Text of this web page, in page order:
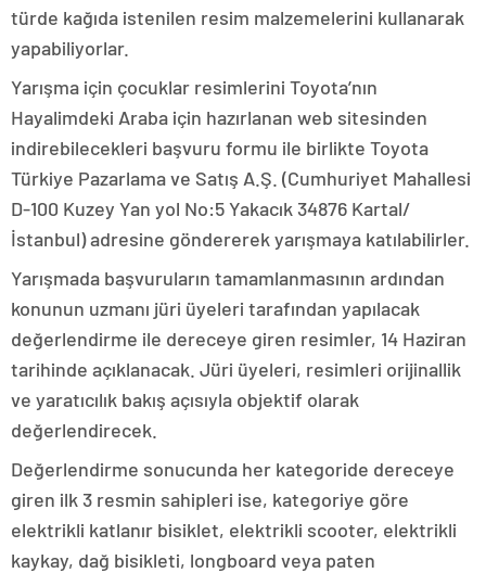
türde kağıda istenilen resim malzemelerini kullanarak
yapabiliyorlar.
Yarışma için çocuklar resimlerini Toyota’nın
Hayalimdeki Araba için hazırlanan web sitesinden
indirebilecekleri başvuru formu ile birlikte Toyota
Türkiye Pazarlama ve Satış A.Ş. (Cumhuriyet Mahallesi
D-100 Kuzey Yan yol No:5 Yakacık 34876 Kartal/
İstanbul) adresine göndererek yarışmaya katılabilirler.
Yarışmada başvuruların tamamlanmasının ardından
konunun uzmanı jüri üyeleri tarafından yapılacak
değerlendirme ile dereceye giren resimler, 14 Haziran
tarihinde açıklanacak. Jüri üyeleri, resimleri orijinallik
ve yaratıcılık bakış açısıyla objektif olarak
değerlendirecek.
Değerlendirme sonucunda her kategoride dereceye
giren ilk 3 resmin sahipleri ise, kategoriye göre
elektrikli katlanır bisiklet, elektrikli scooter, elektrikli
kaykay, dağ bisikleti, longboard veya paten